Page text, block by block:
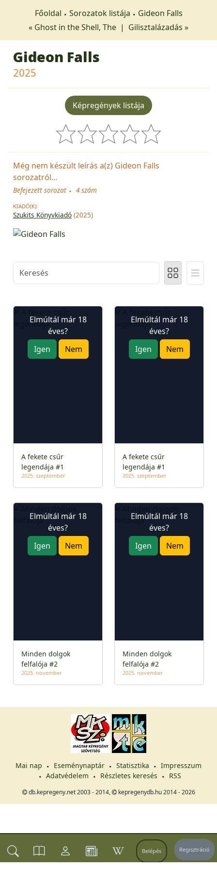
Belépés Regisztráció
Főoldal Sorozatok listája
Gideon Falls
« Ghost in the Shell, The | Gilisztalázadás »
Gideon Falls
2025
Képregények listája
Még nem készült leírás a(z) Gideon Falls
sorozatról...
Befejezett sorozat 4 szám
KIADÓ(K):
Szukits Könyvkiadó (2025)
Elmúltál már 18
éves?
Igen
Nem
A fekete csűr
legendája #1
2025. szeptember
Elmúltál már 18
éves?
Igen
Nem
A fekete csűr
legendája #1
2025. szeptember
Elmúltál már 18
éves?
Igen
Nem
Minden ​dolgok
felfalója #2
2025. november
Elmúltál már 18
éves?
Igen
Nem
Minden ​dolgok
felfalója #2
2025. november
Mai nap Eseménynaptár Statisztika
Impresszum
Adatvédelem
Részletes keresés RSS
db.kepregeny.net 2003 - 2014, kepregenydb.hu 2014 - 2026